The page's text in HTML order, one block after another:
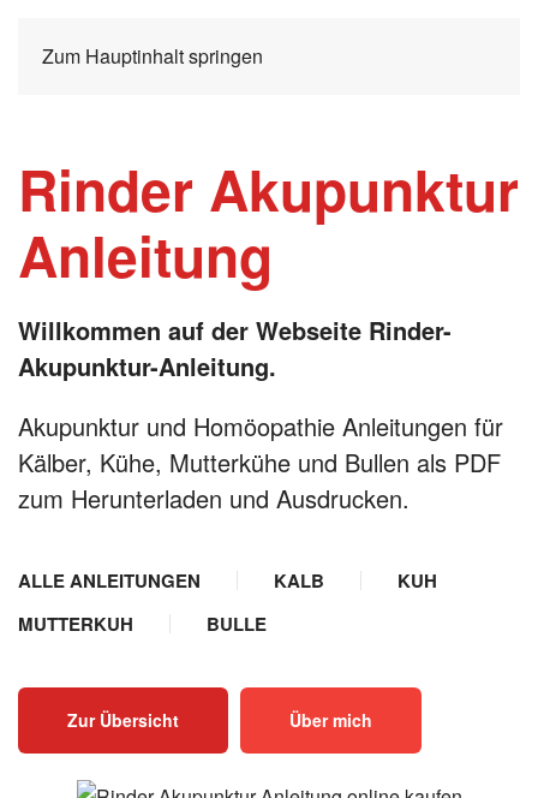
Zum Hauptinhalt springen
Rinder Akupunktur
Anleitung
Willkommen auf der Webseite Rinder-
Akupunktur-Anleitung.
Akupunktur und Homöopathie Anleitungen für
Kälber, Kühe, Mutterkühe und Bullen als PDF
zum Herunterladen und Ausdrucken.
ALLE ANLEITUNGEN KALB
KUH
MUTTERKUH
BULLE
Zur Übersicht Über mich